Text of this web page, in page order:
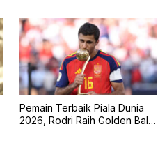
Pemain Terbaik Piala Dunia
2026, Rodri Raih Golden Ball